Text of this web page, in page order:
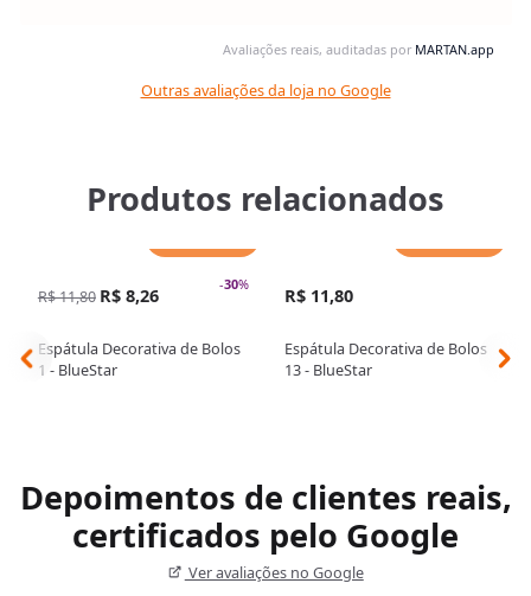
Avaliações reais, auditadas por MARTAN.app
Outras avaliações da loja no Google
Produtos relacionados
-30%
R$ 11,80 R$ 8,26
Espátula Decorativa de Bolos
1 - BlueStar
R$ 11,80
Espátula Decorativa de Bolos
13 - BlueStar
Depoimentos de clientes reais,
certificados pelo Google
Ver avaliações no Google